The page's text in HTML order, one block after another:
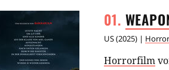
US(2025) |
Horrorfilm